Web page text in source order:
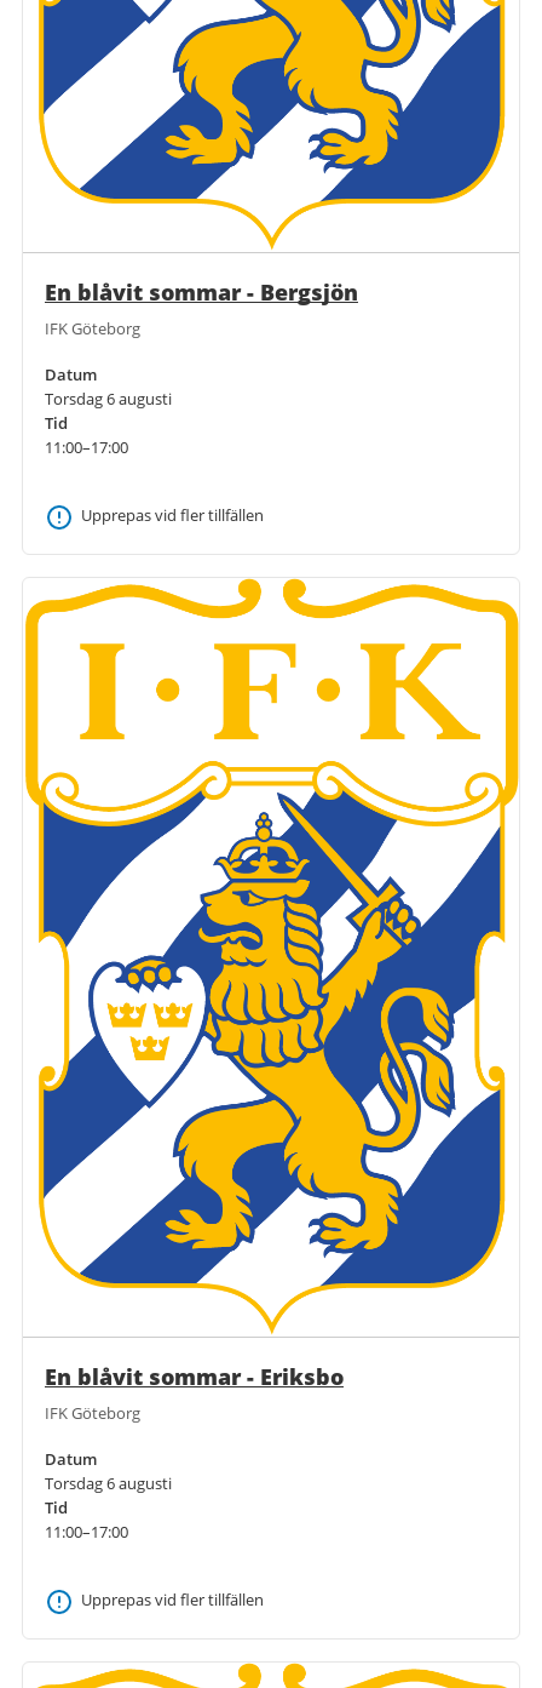
En blåvit sommar - Bergsjön
IFK Göteborg
Datum
Torsdag 6 augusti
Tid
11:00–17:00
Upprepas vid fler tillfällen
En blåvit sommar - Eriksbo
IFK Göteborg
Datum
Torsdag 6 augusti
Tid
11:00–17:00
Upprepas vid fler tillfällen